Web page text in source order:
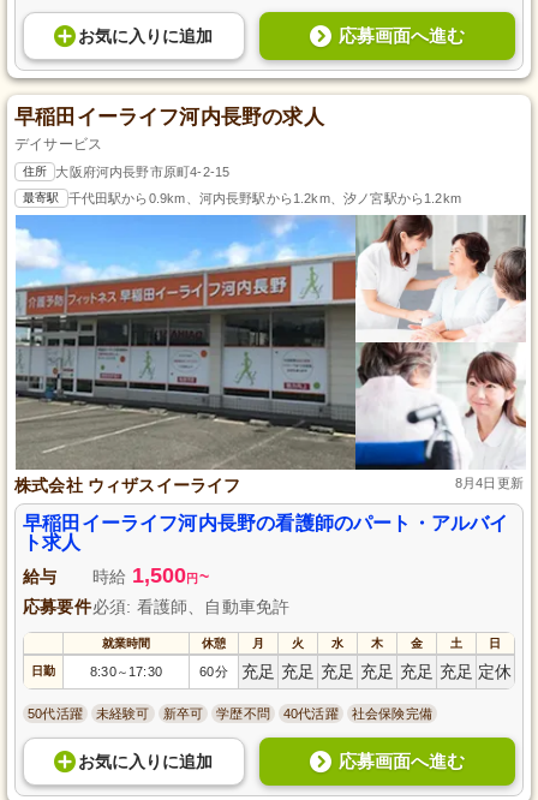
お気に入り に追加 応募画面へ進む
早稲田イーライフ河内長野の求人
デイサービス
住所 大阪府河内長野市原町4-2-15
最寄駅 千代田駅から0.9km、河内長野駅から1.2km、汐ノ宮駅から1.2km
株式会社 ウィザスイーライフ 8月4日更新
早稲田イーライフ河内長野の看護師のパート・アルバイ
ト求人
給与 時給 1,500円 ~
応募要件必須: 看護師、自動車免許
就業時間 休憩 月 火 水 木 金 土 日
日勤 8:30～ 17:30 60分 充足 充足 充足 充足 充足 充足 定休
50代活躍 未経験可 新卒可 学歴不問 40代活躍 社会保険完備
お気に入り に追加 応募画面へ進む